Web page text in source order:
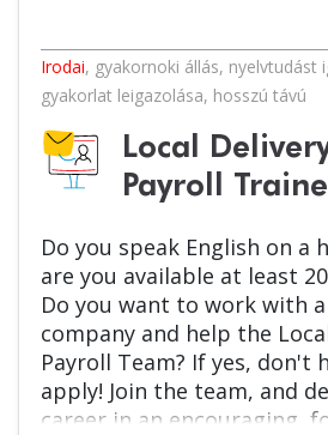
Irodai, gyakornoki állás, nyelvtudást
gyakorlat leigazolása, hosszú távú
Local
Payroll
Do you speak English on a
are you available at least
Do you want to work with
company and help the
Payroll Team? If yes, don't
apply! Join the team, and
career in an encouraging,